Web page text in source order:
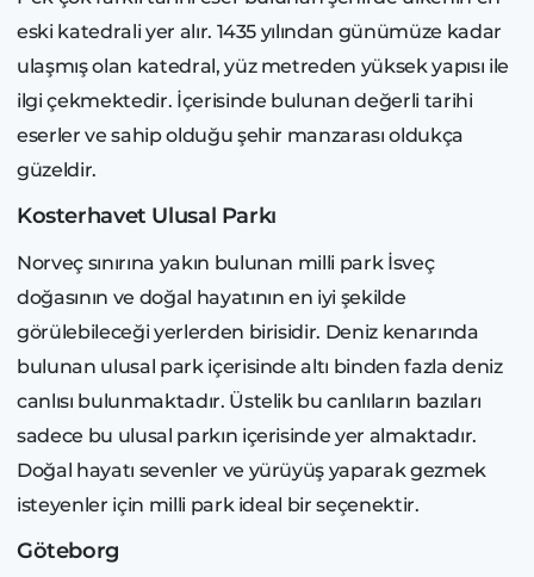
eski katedrali yer alır. 1435 yılından günümüze kadar
ulaşmış olan katedral, yüz metreden yüksek yapısı ile
ilgi çekmektedir. İçerisinde bulunan değerli tarihi
eserler ve sahip olduğu şehir manzarası oldukça
güzeldir.
Kosterhavet Ulusal Parkı
Norveç sınırına yakın bulunan milli park İsveç
doğasının ve doğal hayatının en iyi şekilde
görülebileceği yerlerden birisidir. Deniz kenarında
bulunan ulusal park içerisinde altı binden fazla deniz
canlısı bulunmaktadır. Üstelik bu canlıların bazıları
sadece bu ulusal parkın içerisinde yer almaktadır.
Doğal hayatı sevenler ve yürüyüş yaparak gezmek
isteyenler için milli park ideal bir seçenektir.
Göteborg